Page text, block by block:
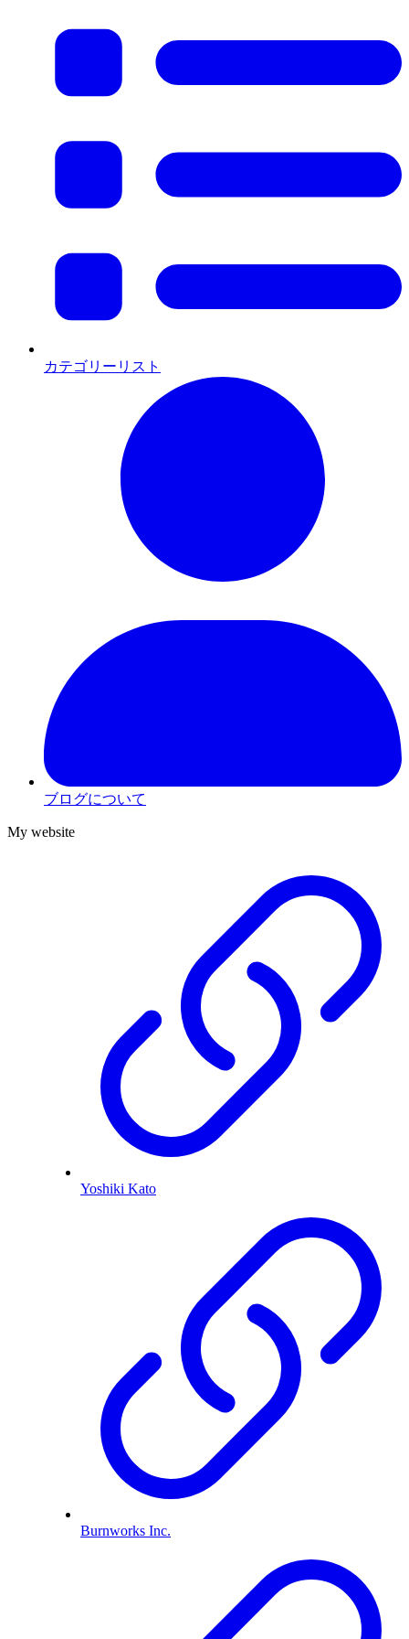
カテゴリーリスト
ブログについて
My website
Yoshiki Kato
Burnworks Inc.